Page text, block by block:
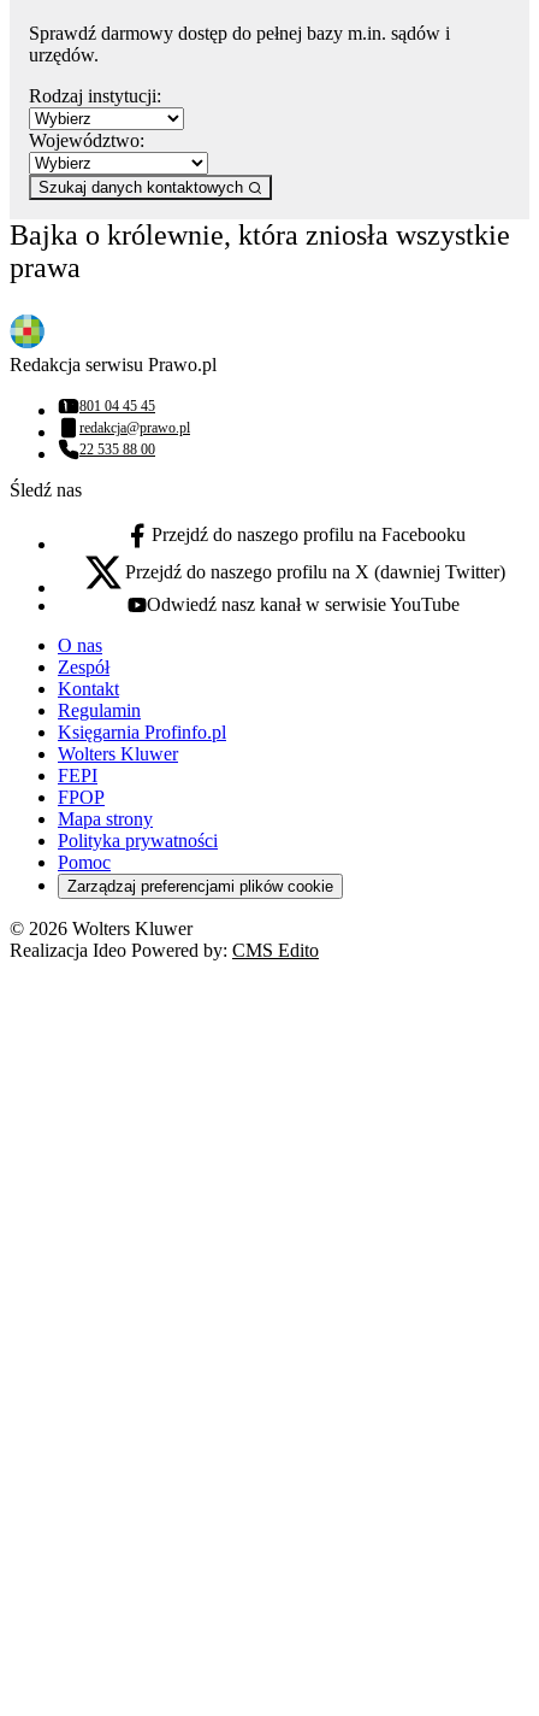
Sprawdź darmowy dostęp do pełnej bazy m.in. sądów i
urzędów.
Rodzaj instytucji:
Województwo:
Szukaj danych kontaktowych
Bajka o królewnie, która zniosła wszystkie
prawa
Redakcja serwisu Prawo.pl
Numer telefonu:
801 04 45 45
Adres email:
redakcja@prawo.pl
Numer telefonu:
22 535 88 00
Śledź nas
facebook - otwiera się w nowej karcie
Przejdź do naszego profilu na Facebooku
x - otwiera się w nowej karcie
Przejdź do naszego profilu na X (dawniej Twitter)
youtube - otwiera się w nowej karcie
Odwiedź nasz kanał w serwisie YouTube
O nas
Zespół
Kontakt
Regulamin
Księgarnia Profinfo.pl
Wolters Kluwer
FEPI
FPOP
Mapa strony
Polityka prywatności
Pomoc
Zarządzaj preferencjami plików cookie
© 2026 Wolters Kluwer
Realizacja Ideo Powered by: CMS Edito